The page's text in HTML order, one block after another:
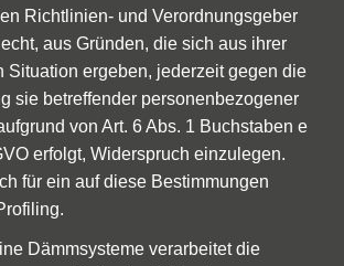
Richtlinien- und Verordnungsgeber
aus Gründen, die sich aus ihrer
Situation ergeben, jederzeit gegen die
sie betreffender personenbezogener
von Art. 6 Abs. 1 Buchstaben e
erfolgt, Widerspruch einzulegen.
für ein auf diese Bestimmungen
Dämmsysteme verarbeitet die